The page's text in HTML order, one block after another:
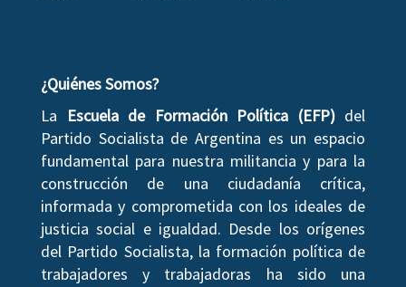
¿Quiénes Somos?
La
Escuela de Formación Política (EFP)del
Partido Socialista de Argentina es un espacio
fundamental para nuestra militancia y para la
construcción de una ciudadanía crítica,
informada y comprometida con los ideales de
justicia social e igualdad. Desde los orígenes
del Partido Socialista, la formación política de
trabajadores y trabajadoras ha sido una